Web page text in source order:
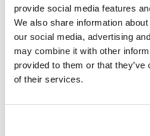
provide social media features
We also share information
our social media, advertising
may combine it with other
provided to them or that
of their services.
8 10 12
Größentabelle